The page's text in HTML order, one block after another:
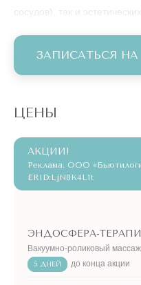
сосудов), так и
Благодаря Эндосфере
жидкость, активизировать
клиенты после
Эндосфера.
ЗАПИСАТЬСЯ
ЦЕНЫ
АКЦИИ!
Реклама. ООО
ERID:LjN8K4L1t
ЭНДОСФЕРА-
Вакуумно-роликовый
5 ДНЕЙ до конца акции